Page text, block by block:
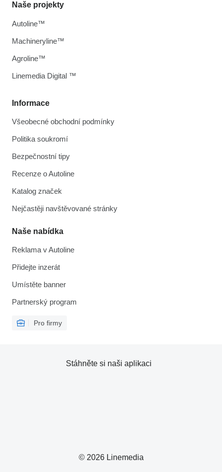
Informace
Všeobecné obchodní podmínky
Politika soukromí
Bezpečnostní tipy
Recenze o Autoline
Katalog značek
Nejčastěji navštěvované stránky
Naše nabídka
Reklama v Autoline
Přidejte inzerát
Umístěte banner
Partnerský program
Pro firmy
Naše projekty
Autoline™
Machineryline™
Agroline™
Linemedia Digital ™
© 2026 Linemedia
Stáhněte si naši aplikaci